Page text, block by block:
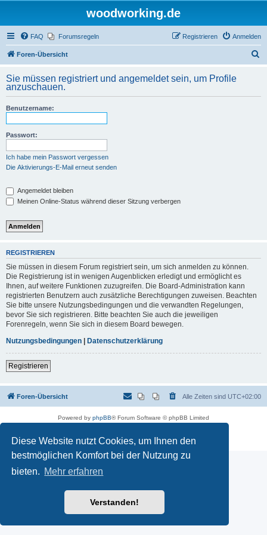
Diese Website nutzt Cookies, um Ihnen den
bestmöglichen Komfort bei der Nutzung zu
bieten. Mehr erfahren
Verstanden!
woodworking.de
FAQ Forumsregeln Anmelden
Registrieren
Foren-Übersicht
h
Sie müssen registriert und angemeldet sein, um Profile
anzuschauen.
Benutzername:
Passwort:
Ich habe mein Passwort vergessen
Die Aktivierungs-E-Mail erneut senden
Angemeldet bleiben
Meinen Online-Status während dieser Sitzung verbergen
REGISTRIEREN
Sie müssen in diesem Forum registriert sein, um sich anmelden zu können.
Die Registrierung ist in wenigen Augenblicken erledigt und ermöglicht es
Ihnen, auf weitere Funktionen zuzugreifen. Die Board-Administration kann
registrierten Benutzern auch zusätzliche Berechtigungen zuweisen. Beachten
Sie bitte unsere Nutzungsbedingungen und die verwandten Regelungen,
bevor Sie sich registrieren. Bitte beachten Sie auch die jeweiligen
Forenregeln, wenn Sie sich in diesem Board bewegen.
Nutzungsbedingungen | Datenschutzerklärung
Registrieren
Foren-Übersicht Alle Zeiten sind UTC+02:00
Powered by phpBB® Forum Software © phpBB Limited
Datenschutz|Nutzungsbedingungen